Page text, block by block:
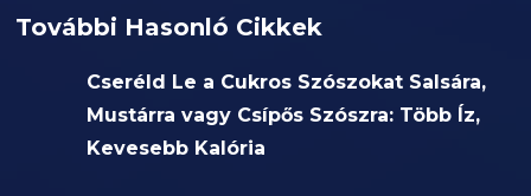
További Hasonló Cikkek
Cseréld Le a Cukros Szószokat Salsára,
Mustárra vagy Csípős Szószra: Több Íz,
Kevesebb Kalória